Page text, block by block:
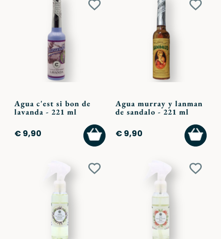
Aggiungi
Agua c'est si bon de
lavanda - 221 ml
€ 9,90
AGGIUNGI
AL
CARRELLO
Agua murray y lanman
de sandalo - 221 ml
€ 9,90
AL
Aggiungi